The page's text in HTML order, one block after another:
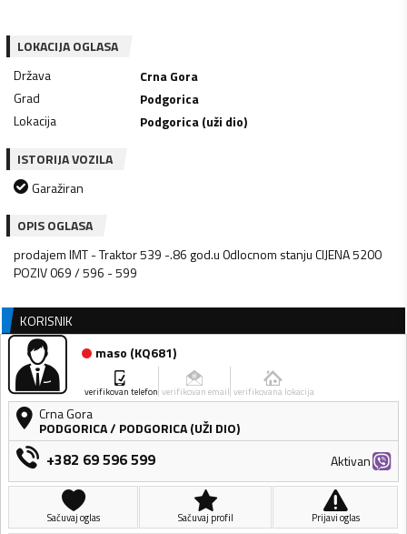
LOKACIJA OGLASA
Država
Crna Gora
Grad
Podgorica
Lokacija
Podgorica (uži dio)
ISTORIJA VOZILA
Garažiran
OPIS OGLASA
prodajem IMT - Traktor 539 -.86 god.u 0dlocnom stanju CIJENA 5200
POZIV 069 / 596 - 599
KORISNIK
maso (KQ681)
verifikovan telefon verifikovan email verifikovana lokacija
Crna Gora
PODGORICA/ PODGORICA (UŽI DIO)
+382 69 596 599 Aktivan
Sačuvaj oglas Sačuvaj profil Prijavi oglas